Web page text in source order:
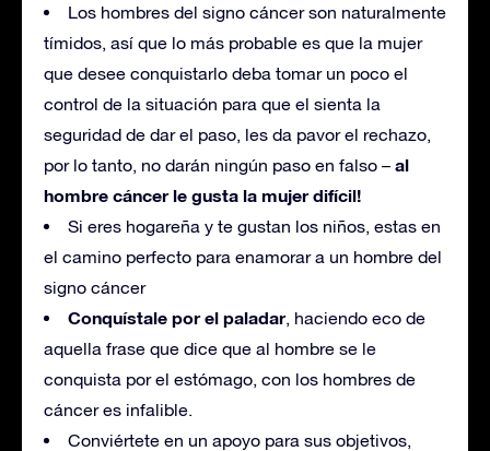
Los hombres del signo cáncer son naturalmente
tímidos, así que lo más probable es que la mujer
que desee conquistarlo deba tomar un poco el
control de la situación para que el sienta la
seguridad de dar el paso, les da pavor el rechazo,
por lo tanto, no darán ningún paso en falso – al
hombre cáncer le gusta la mujer difícil!
Si eres hogareña y te gustan los niños, estas en
el camino perfecto para enamorar a un hombre del
signo cáncer
Conquístale por el paladar, haciendo eco de
aquella frase que dice que al hombre se le
conquista por el estómago, con los hombres de
cáncer es infalible.
Conviértete en un apoyo para sus objetivos,